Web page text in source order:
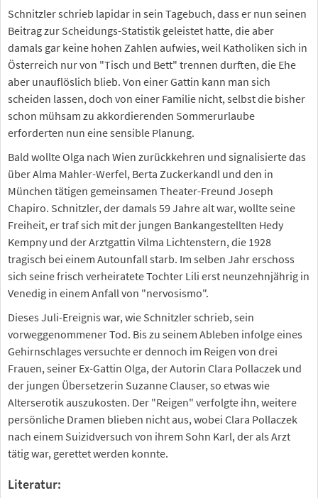
Schnitzler schrieb lapidar in sein Tagebuch, dass er nun seinen
Beitrag zur Scheidungs-Statistik geleistet hatte, die aber
damals gar keine hohen Zahlen aufwies, weil Katholiken sich in
Österreich nur von "Tisch und Bett" trennen durften, die Ehe
aber unauflöslich blieb. Von einer Gattin kann man sich
scheiden lassen, doch von einer Familie nicht, selbst die bisher
schon mühsam zu akkordierenden Sommerurlaube
erforderten nun eine sensible Planung.
Bald wollte Olga nach Wien zurückkehren und signalisierte das
über Alma Mahler-Werfel, Berta Zuckerkandl und den in
München tätigen gemeinsamen Theater-Freund Joseph
Chapiro. Schnitzler, der damals 59 Jahre alt war, wollte seine
Freiheit, er traf sich mit der jungen Bankangestellten Hedy
Kempny und der Arztgattin Vilma Lichtenstern, die 1928
tragisch bei einem Autounfall starb. Im selben Jahr erschoss
sich seine frisch verheiratete Tochter Lili erst neunzehnjährig in
Venedig in einem Anfall von "nervosismo".
Dieses Juli-Ereignis war, wie Schnitzler schrieb, sein
vorweggenommener Tod. Bis zu seinem Ableben infolge eines
Gehirnschlages versuchte er dennoch im Reigen von drei
Frauen, seiner Ex-Gattin Olga, der Autorin Clara Pollaczek und
der jungen Übersetzerin Suzanne Clauser, so etwas wie
Alterserotik auszukosten. Der "Reigen" verfolgte ihn, weitere
persönliche Dramen blieben nicht aus, wobei Clara Pollaczek
nach einem Suizidversuch von ihrem Sohn Karl, der als Arzt
tätig war, gerettet werden konnte.
Literatur: